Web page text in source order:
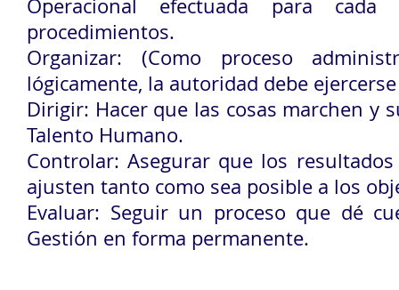
Operacional efectuada para
procedimientos.
Organizar: (Como proceso
lógicamente, la autoridad debe
Dirigir: Hacer que las cosas marchen y
Talento Humano.
Controlar: Asegurar que los
ajusten tanto como sea posible a los
Evaluar: Seguir un proceso que dé
Gestión en forma permanente.